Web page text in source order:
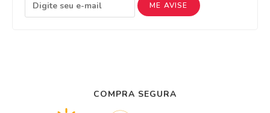
ME AVISE
COMPRA SEGURA